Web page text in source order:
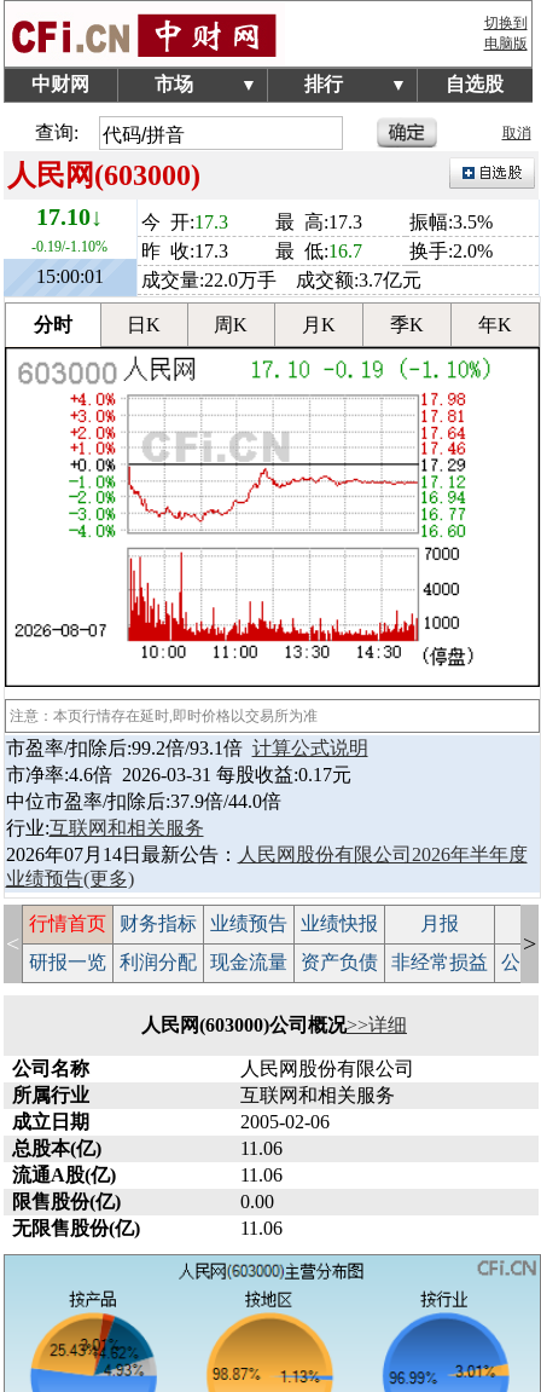
切换到
电脑版
中财网 市场 ▼ 排行 ▼ 自选股
查询: 取消
人民网(603000)
17.10↓
-0.19/-1.10%
15:00:01
今 开:17.3 最 高:17.3
振幅:3.5%
昨 收:17.3
最 低:16.7
换手:2.0%
成交量:22.0万手 成交额:3.7亿元
分时 日K 周K 月K 季K 年K
注意：本页行情存在延时,即时价格以交易所为准
市盈率/扣除后:99.2倍/93.1倍 计算公式说明
市净率:4.6倍 2026-03-31 每股收益:0.17元
中位市盈率/扣除后:37.9倍/44.0倍
行业:互联网和相关服务
2026年07月14日最新公告：
人民网股份有限公司2026年半年度
业绩预告(更多)
<
行情首页 财务指标 业绩预告 业绩快报 月报
研报一览
利润分配 现金流量 资产负债 非经常损益 公
>
人民网(603000)公司概况>>详细
公司名称
人民网股份有限公司
所属行业
互联网和相关服务
成立日期
2005-02-06
总股本(亿)
11.06
流通A股(亿)
11.06
限售股份(亿)
0.00
无限售股份(亿)
11.06